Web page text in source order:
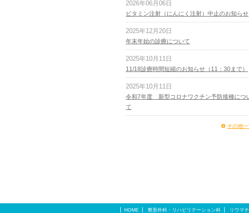
2026年06月06日
ビタミン注射（にんにく注射）中止のお知らせ
2025年12月20日
年末年始の診療について
2025年10月11日
11/18診療時間短縮のお知らせ（11：30まで）
2025年10月11日
令和7年度 新型コロナワクチン予防接種につ
て
その他
HOME 整形外科・リハビリテーション科 リウマ